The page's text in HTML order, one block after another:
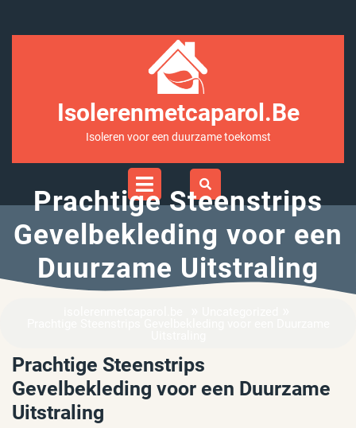
Isolerenmetcaparol.be
Isoleren voor een duurzame toekomst
Open
Prachtige Steenstrips
Gevelbekleding voor een
Duurzame Uitstraling
Prachtige Steenstrips
Gevelbekleding voor een Duurzame
Uitstraling